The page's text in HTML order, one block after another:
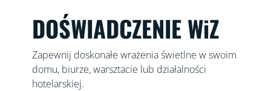
DOŚWIADCZENIE WiZ
Zapewnij doskonałe wrażenia świetlne w swoim
domu, biurze, warsztacie lub działalności
hotelarskiej.